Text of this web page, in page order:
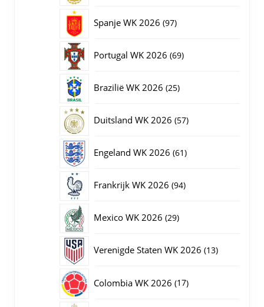
Spanje WK 2026 9797
Portugal WK 2026 6969
Brazilië WK 2026 2525
Duitsland WK 2026 5757
Engeland WK 2026 6161
Frankrijk WK 2026 9494
Mexico WK 2026 2929
Verenigde Staten WK 2026 1313
Colombia WK 2026 1717